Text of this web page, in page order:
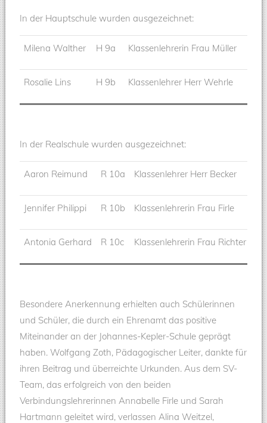
In der Hauptschule wurden ausgezeichnet:
Milena Walther H 9a Klassenlehrerin Frau Müller
Rosalie Lins H 9b Klassenlehrer Herr Wehrle
In der Realschule wurden ausgezeichnet:
Aaron Reimund R 10a Klassenlehrer Herr Becker
Jennifer Philippi R 10b Klassenlehrerin Frau Firle
Antonia Gerhard R 10c Klassenlehrerin Frau Richter
Besondere Anerkennung erhielten auch Schülerinnen
und Schüler, die durch ein Ehrenamt das positive
Miteinander an der Johannes-Kepler-Schule geprägt
haben. Wolfgang Zoth, Pädagogischer Leiter, dankte für
ihren Beitrag und überreichte Urkunden. Aus dem SV-
Team, das erfolgreich von den beiden
Verbindungslehrerinnen Annabelle Firle und Sarah
Hartmann geleitet wird, verlassen Alina Weitzel,